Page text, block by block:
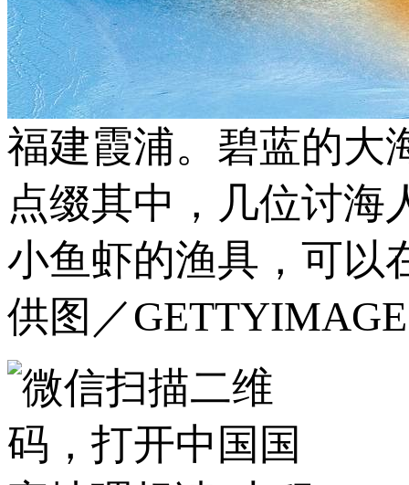
福建霞浦。碧蓝的大
点缀其中，几位讨海
小鱼虾的渔具，可以
供图／